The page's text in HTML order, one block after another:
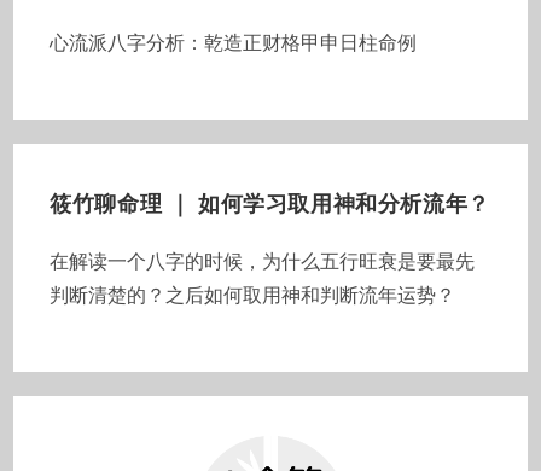
心流派八字分析：乾造正财格甲申日柱命例
筱竹聊命理 ｜ 如何学习取用神和分析流年？
在解读一个八字的时候，为什么五行旺衰是要最先
判断清楚的？之后如何取用神和判断流年运势？